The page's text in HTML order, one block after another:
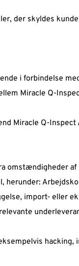
der skyldes
i forbindelse
Miracle Q-
Miracle Q-
omstændigheder
herunder:
import- eller